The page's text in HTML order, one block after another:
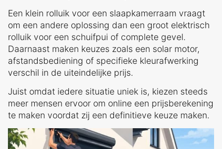
Een klein rolluik voor een slaapkamerraam vraagt
om een andere oplossing dan een groot elektrisch
rolluik voor een schuifpui of complete gevel.
Daarnaast maken keuzes zoals een solar motor,
afstandsbediening of specifieke kleurafwerking
verschil in de uiteindelijke prijs.
Juist omdat iedere situatie uniek is, kiezen steeds
meer mensen ervoor om online een prijsberekening
te maken voordat zij een definitieve keuze maken.